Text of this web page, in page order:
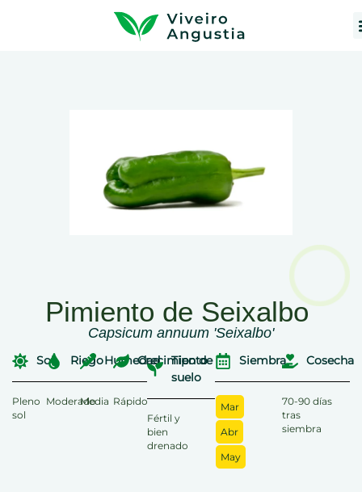
Pimiento de Seixalbo
Capsicum annuum 'Seixalbo'
Sol
Pleno
sol
Riego
Moderado
Humedad
Media
Crecimiento
Rápido
Tipo de
suelo
Fértil y
bien
drenado
Siembra
Mar
Abr
May
Cosecha
70-90 días
tras
siembra